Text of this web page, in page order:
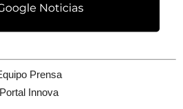
Prensa
Portal Innova